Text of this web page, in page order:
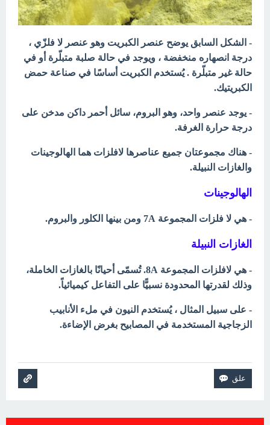
- الشكل السابق يوضح عنصر الكبريت وهو عنصر لا فلزّي ،
درجة انصهاره منخفضة ، ويوجد في حالة صلبة متبلّرة أو في
حالة غير متبلّرة . يُستخدم الكبريت أساسًا في صناعة حمض
الكبريتيك.
- يوجد عنصر واحد، وهو البروم، سائل أحمر داكن مدخن على
درجة حرارة الغرفة.
- هناك مجموعتان جميع عناصرها لافلزات هما الهالوجينات
والغازات النبيلة.
الهالوجينات
- هي لا فلزات المجموعة 7A ومن بينها الكلور والبروم.
الغازات النبيلة
- هي لافلزات المجموعة 8A. تُسمّى أحيانًا بالغازات الخاملة،
وذلك لقدرتها المحدودة نسبيًّا على التفاعل كيميائياً.
- على سبيل المثال ، يُستخدم النيون في ملء الأنابيب
الزجاجية المستخدمة في المصابيح بغرض الإضاءة.